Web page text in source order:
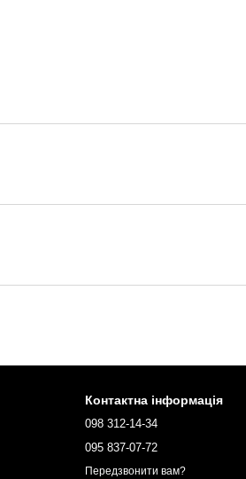
Контактна інформація
098 312-14-34
095 837-07-72
Передзвонити вам?